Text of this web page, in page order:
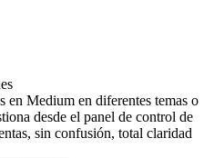
en Medium en diferentes temas o
desde el panel de control de
sin confusión, total claridad